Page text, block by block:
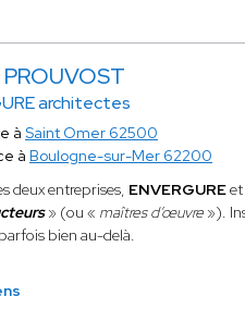
architectes
àSaint Omer 62500
à Boulogne-sur-Mer 62200
deux entreprises, ENVERGUREet
» (ou « maîtres d’œuvre»).
bien au-delà.